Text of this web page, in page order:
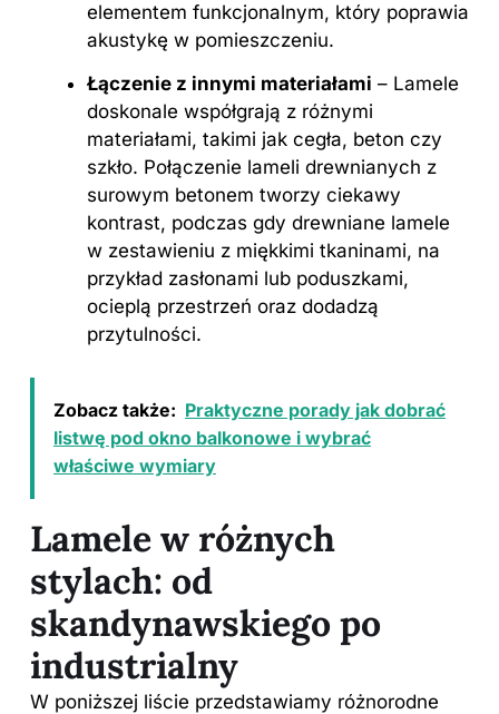
elementem funkcjonalnym, który poprawia
akustykę w pomieszczeniu.
Łączenie z innymi materiałami – Lamele
doskonale współgrają z różnymi
materiałami, takimi jak cegła, beton czy
szkło. Połączenie lameli drewnianych z
surowym betonem tworzy ciekawy
kontrast, podczas gdy drewniane lamele
w zestawieniu z miękkimi tkaninami, na
przykład zasłonami lub poduszkami,
ocieplą przestrzeń oraz dodadzą
przytulności.
Zobacz także: Praktyczne porady jak dobrać
listwę pod okno balkonowe i wybrać
właściwe wymiary
Lamele w różnych
stylach: od
skandynawskiego po
industrialny
W poniższej liście przedstawiamy różnorodne